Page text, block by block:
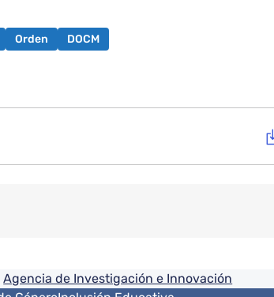
Orden DOCM
Agencia de Investigación e Innovación